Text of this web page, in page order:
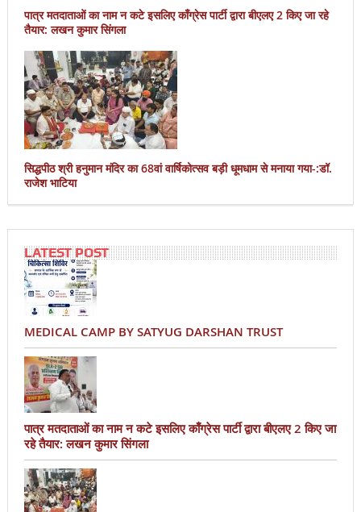
पात्र मतदाताओं का नाम न कटे इसलिए काँग्रेस पार्टी द्वारा बीएलए 2 किए जा रहे
तैयार: लखन कुमार सिंगला
सिद्धपीठ श्री हनुमान मंदिर का 68वां वार्षिकोत्सव बड़ी धूमधाम से मनाया गया-:डॉ.
राजेश भाटिया
LATEST POST
MEDICAL CAMP BY SATYUG DARSHAN TRUST
पात्र मतदाताओं का नाम न कटे इसलिए काँग्रेस पार्टी द्वारा बीएलए 2 किए जा
रहे तैयार: लखन कुमार सिंगला